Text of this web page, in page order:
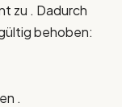
zu . Dadurch
behoben:
.